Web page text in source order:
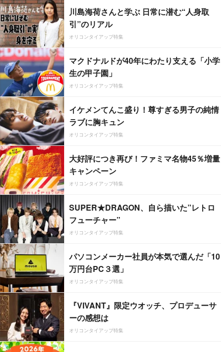
川島海荷さんと学ぶ 日常に潜む“人身取
引”のリアル
オリコンタイアップ特集
マクドナルドが40年にわたり支える「小学
生の甲子園」
オリコンタイアップ特集
イケメンてんこ盛り！尊すぎる男子の純情
ラブに胸キュン
オリコンタイアップ特集
大好評につき再び！ファミマ名物45％増量
キャンペーン
オリコンタイアップ特集
SUPER★DRAGON、自ら描いた”レトロ
フューチャー”
オリコンタイアップ特集
パソコンメーカー社員が本気で選んだ「10
万円台PC３選」
オリコンタイアップ特集
『VIVANT』限定ウオッチ、プロデューサ
ーの感想は
オリコンタイアップ特集